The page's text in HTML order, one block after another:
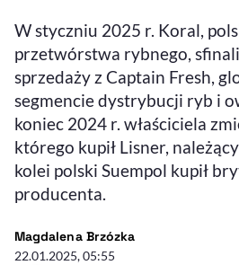
Deklaracja dostępności, otwiera się
W styczniu 2025 r. Koral,
przetwórstwa rybnego,
sprzedaży z Captain Fresh,
segmencie dystrybucji ryb i
koniec 2024 r. właściciela
którego kupił Lisner,
kolei polski Suempol kupił
producenta.
Magdalena Brzózka- autor artykułu
22.01.2025, 05:55